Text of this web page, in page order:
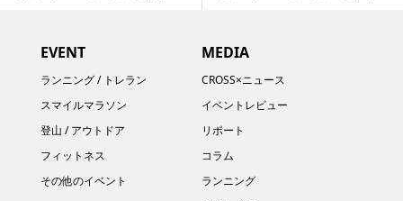
EVENT
ランニング / トレラン
スマイルマラソン
登山 / アウトドア
フィットネス
その他のイベント
MEDIA
CROSS×ニュース
イベントレビュー
リポート
コラム
ランニング